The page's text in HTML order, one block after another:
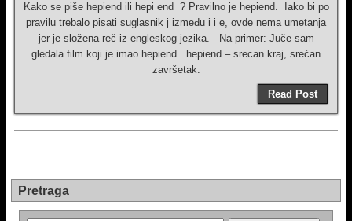
Kako se piše hepiend ili hepi end ? Pravilno je hepiend. Iako bi po
pravilu trebalo pisati suglasnik j između i i e, ovde nema umetanja
jer je složena reč iz engleskog jezika. Na primer: Juče sam
gledala film koji je imao hepiend. hepiend – srecan kraj, srećan
završetak.
Read Post
Pretraga